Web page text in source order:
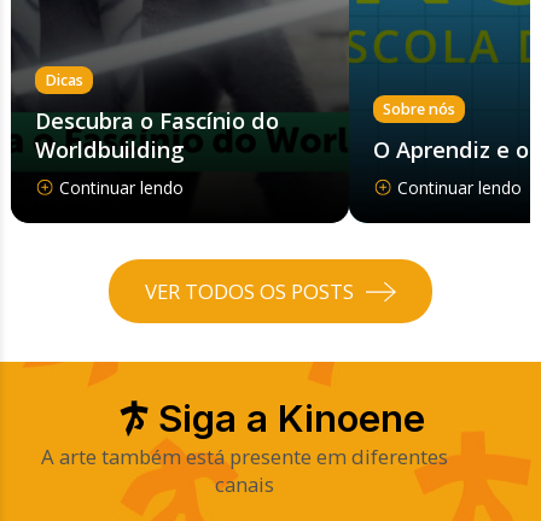
Dicas
Descubra o Fascínio do
Worldbuilding
Continuar lendo
Sobre nós
O Aprendiz e o
Continuar lendo
VER TODOS OS POSTS
Siga a Kinoene
A arte também está presente em diferentes
canais